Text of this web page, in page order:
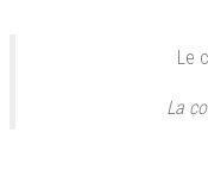
Le
La